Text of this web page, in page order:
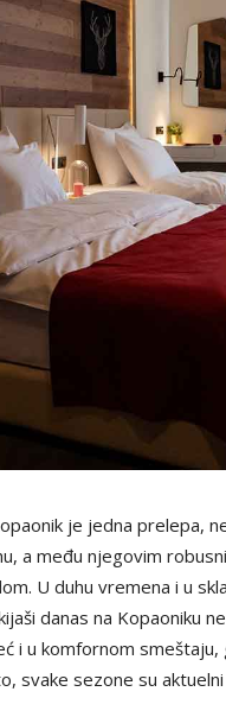
je jedna prelepa,
a među njegovim
U duhu vremena i u
danas na Kopaoniku
i u komfornom
svake sezone su